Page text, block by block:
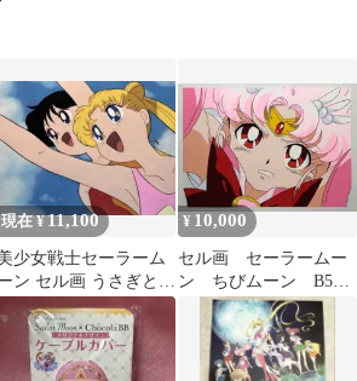
現在 ¥11,100
少女戦士セーラーム
ン セル画 うさぎとレ
(水着)
¥ 10,000
セル画 セーラームー
ン ちびムーン B5サ